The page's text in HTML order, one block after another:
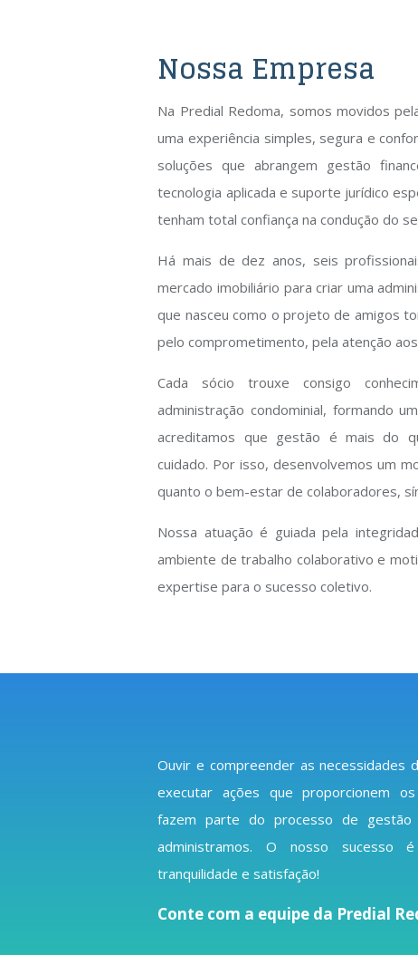
Nossa Empresa
Na Predial Redoma, somos movidos
uma experiência simples, segura e
soluções que abrangem gestão
tecnologia aplicada e suporte jurídico
tenham total confiança na condução do
Há mais de dez anos, seis
mercado imobiliário para criar uma
que nasceu como o projeto de amigos
pelo comprometimento, pela atenção
Cada sócio trouxe consigo
administração condominial, formando
acreditamos que gestão é mais do
cuidado. Por isso, desenvolvemos um
quanto o bem-estar de colaboradores,
Nossa atuação é guiada pela
ambiente de trabalho colaborativo e
expertise para o sucesso coletivo.
Ouvir e compreender as necessidades
executar ações que proporcionem
fazem parte do processo de gestão
administramos. O nosso
tranquilidade e satisfação!
Conte com a equipe da Predial